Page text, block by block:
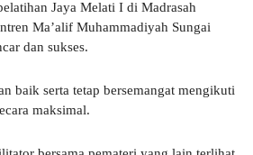
Jaya Melati I di Madrasah
Ma’alif Muhammadiyah Sungai
dan sukses.
baik serta tetap bersemangat mengikuti
maksimal.